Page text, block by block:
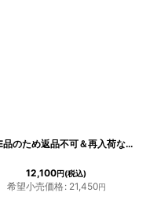
[SALE品のため返品不可＆再入荷なしの現品限り][韓国製][rinfarre]半袖・花柄・エレガント・スクエアネック・タイト・ミディアムドレス・ワンピース・ボタニカル[MIRIN着用]
12,100円(税込)
希望小売価格: 21,450円